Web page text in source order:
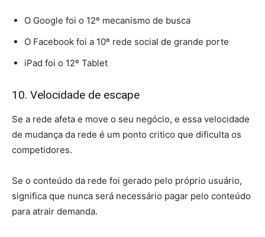
O Google foi o 12º mecanismo de busca
O Facebook foi a 10º rede social de grande porte
iPad foi o 12º Tablet
10. Velocidade de escape
Se a rede afeta e move o seu negócio, e essa velocidade
de mudança da rede é um ponto critico que dificulta os
competidores.
Se o conteúdo da rede foi gerado pelo próprio usuário,
significa que nunca será necessário pagar pelo conteúdo
para atrair demanda.